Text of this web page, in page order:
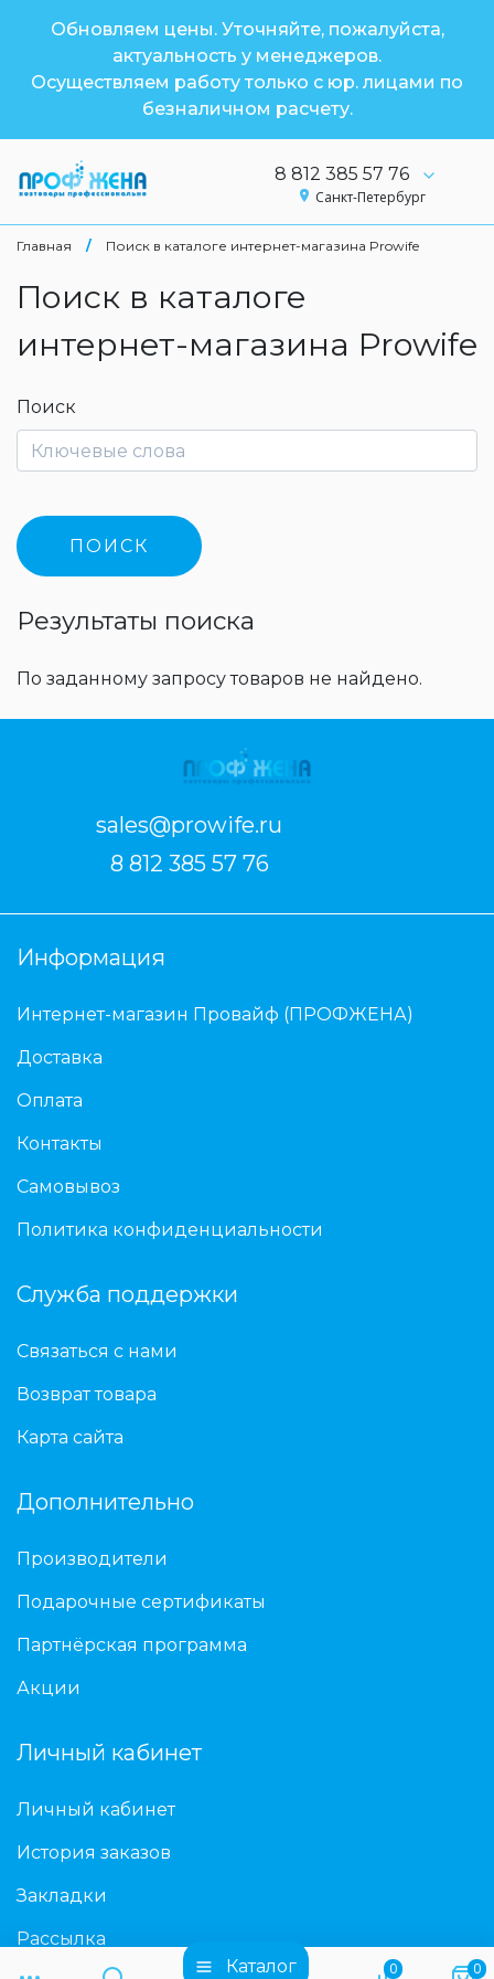
Обновляем цены. Уточняйте, пожалуйста,
актуальность у менеджеров.
Осуществляем работу только с юр. лицами по
безналичном расчету.
8 812 385 57 76
Санкт-Петербург
Каталог 0 0
Главная / Поиск в каталоге интернет-магазина Prowife
Поиск в каталоге
интернет-магазина Prowife
Поиск
Результаты поиска
По заданному запросу товаров не найдено.
sales@prowife.ru
8 812 385 57 76
Информация
Интернет-магазин Провайф (ПРОФЖЕНА)
Доставка
Оплата
Контакты
Самовывоз
Политика конфиденциальности
Служба поддержки
Связаться с нами
Возврат товара
Карта сайта
Дополнительно
Производители
Подарочные сертификаты
Партнёрская программа
Акции
Личный кабинет
Личный кабинет
История заказов
Закладки
Рассылка